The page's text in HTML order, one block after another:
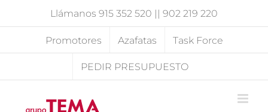
Llámanos 915 352 520 || 902 219 220
Promotores Azafatas Task Force
PEDIR PRESUPUESTO